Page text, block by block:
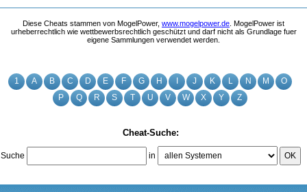
1 A B C D E F G H J K L N M
O
P
Q R S T U V W X Y Z
Cheat-Suche:
Suche in OK
Diese Cheats stammen von MogelPower, www.mogelpower.de . MogelPower ist
urheberrechtlich wie wettbewerbsrechtlich geschützt und darf nicht als Grundlage fuer
eigene Sammlungen verwendet werden.